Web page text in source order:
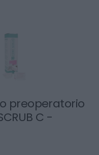
preoperatorio
C -